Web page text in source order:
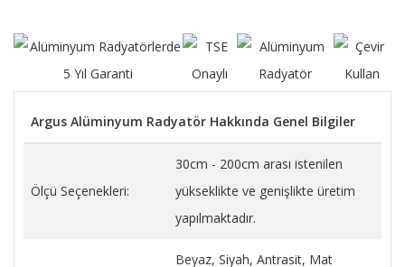
Argus Alüminyum Radyatör Hakkında Genel Bilgiler
Ölçü Seçenekleri:
30cm - 200cm arası istenilen
yükseklikte ve genişlikte üretim
yapılmaktadır.
Beyaz, Siyah, Antrasit, Mat